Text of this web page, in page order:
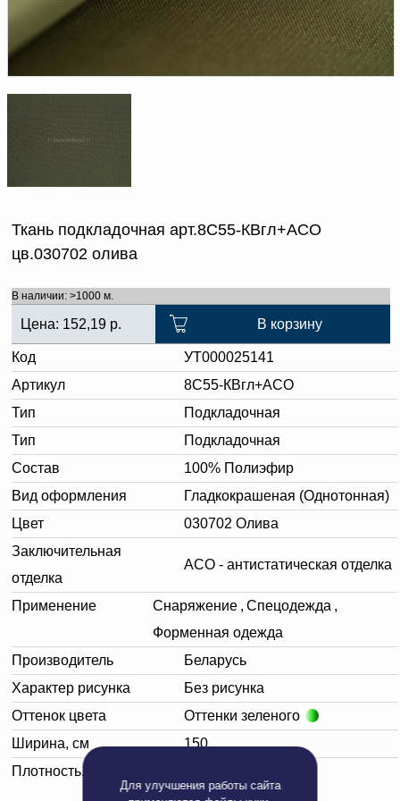
Для улучшения работы сайта
Доверенность на
получение груза
Документы по работе с
Письмо руководителю
Вопросы и ответы
Ткань подкладочная арт.8С55-КВгл+АСО
цв.030702 олива
В наличии: >1000 м.
Цена: 152,19 р. В корзину
Код
УТ000025141
Артикул
8С55-КВгл+АСО
Тип
Подкладочная
Тип
Подкладочная
Состав
100% Полиэфир
Вид оформления
Гладкокрашеная (Однотонная)
Цвет
030702 Олива
Заключительная
отделка
АСО - антистатическая отделка
Применение Снаряжение , Спецодежда ,
Форменная одежда
Производитель
Беларусь
Характер рисунка
Без рисунка
Оттенок цвета
Оттенки зеленого
Ширина, см
150
Плотность, г/м²